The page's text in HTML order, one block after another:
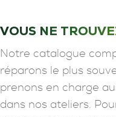
VOUS NE
Notre catalogue
réparons le plus
prenons en charge
dans nos ateliers.